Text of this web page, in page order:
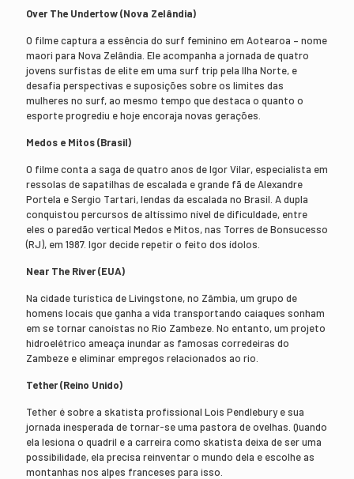
Over The Undertow (Nova Zelândia)
O filme captura a essência do surf feminino em Aotearoa – nome
maori para Nova Zelândia. Ele acompanha a jornada de quatro
jovens surfistas de elite em uma surf trip pela Ilha Norte, e
desafia perspectivas e suposições sobre os limites das
mulheres no surf, ao mesmo tempo que destaca o quanto o
esporte progrediu e hoje encoraja novas gerações.
Medos e Mitos (Brasil)
O filme conta a saga de quatro anos de Igor Vilar, especialista em
ressolas de sapatilhas de escalada e grande fã de Alexandre
Portela e Sergio Tartari, lendas da escalada no Brasil. A dupla
conquistou percursos de altíssimo nível de dificuldade, entre
eles o paredão vertical Medos e Mitos, nas Torres de Bonsucesso
(RJ), em 1987. Igor decide repetir o feito dos ídolos.
Near The River (EUA)
Na cidade turística de Livingstone, no Zâmbia, um grupo de
homens locais que ganha a vida transportando caiaques sonham
em se tornar canoístas no Rio Zambeze. No entanto, um projeto
hidroelétrico ameaça inundar as famosas corredeiras do
Zambeze e eliminar empregos relacionados ao rio.
Tether (Reino Unido)
Tether é sobre a skatista profissional Lois Pendlebury e sua
jornada inesperada de tornar-se uma pastora de ovelhas. Quando
ela lesiona o quadril e a carreira como skatista deixa de ser uma
possibilidade, ela precisa reinventar o mundo dela e escolhe as
montanhas nos alpes franceses para isso.